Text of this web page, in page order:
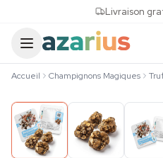
Livraison
Accueil Champignons Magiques